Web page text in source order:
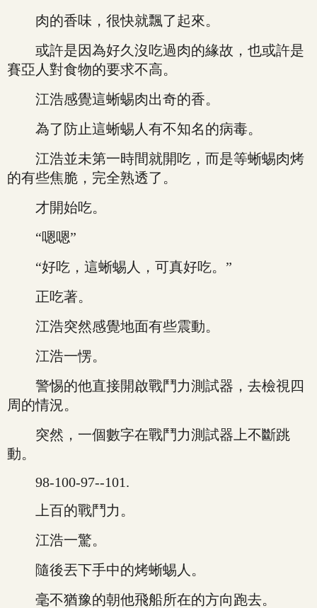
肉的香味，很快就飄了起來。
或許是因為好久沒吃過肉的緣故，也或許是
賽亞人對食物的要求不高。
江浩感覺這蜥蜴肉出奇的香。
為了防止這蜥蜴人有不知名的病毒。
江浩並未第一時間就開吃，而是等蜥蜴肉烤
的有些焦脆，完全熟透了。
才開始吃。
“嗯嗯”
“好吃，這蜥蜴人，可真好吃。”
正吃著。
江浩突然感覺地面有些震動。
江浩一愣。
警惕的他直接開啟戰鬥力測試器，去檢視四
周的情況。
突然，一個數字在戰鬥力測試器上不斷跳
動。
98-100-97--101.
上百的戰鬥力。
江浩一驚。
隨後丟下手中的烤蜥蜴人。
毫不猶豫的朝他飛船所在的方向跑去。